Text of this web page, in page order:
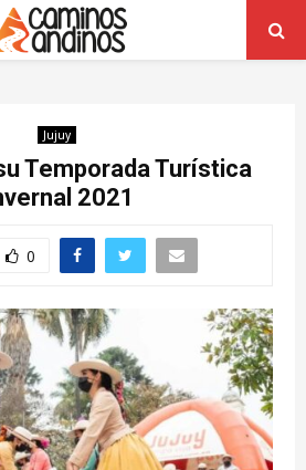
Jujuy
Temporada Turística
2021
0